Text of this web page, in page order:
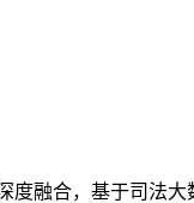
度融合，基于司法